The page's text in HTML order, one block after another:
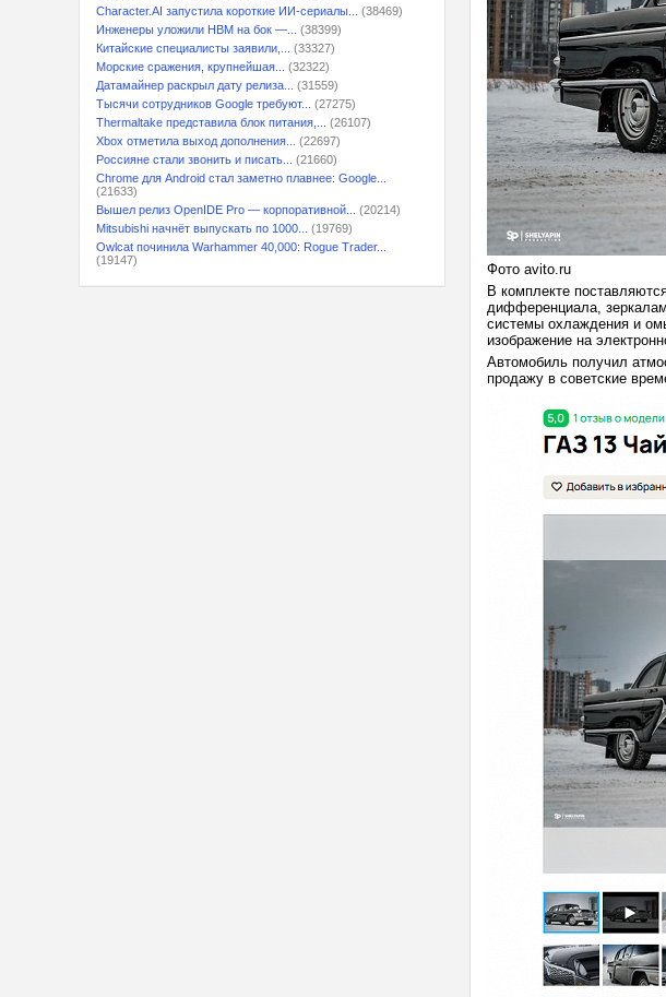
Character.AI запустила короткие ИИ-сериалы...
(38469)
Инженеры уложили HBM на бок —...
(38399)
Китайские специалисты заявили,...
(33327)
Морские сражения, крупнейшая...
(32322)
Датамайнер раскрыл дату релиза...
(31559)
Тысячи сотрудников Google требуют...
(27275)
Thermaltake представила блок питания,...
(26107)
Xbox отметила выход дополнения...
(22697)
Россияне стали звонить и писать...
(21660)
Chrome для Android стал заметно плавнее: Google...
(21633)
Вышел релиз OpenIDE Pro — корпоративной...
(20214)
Mitsubishi начнёт выпускать по 1000...
(19769)
Owlcat починила Warhammer 40,000: Rogue Trader...
(19147)
Фото avito.ru
В комплекте
дифференциала,
системы охлаждения и
изображение на
Автомобиль получил
продажу в советские